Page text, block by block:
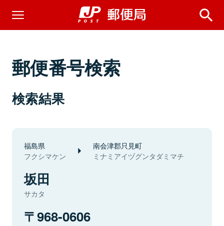
郵便番号検索
検索結果
福島県
フクシマケン
南会津郡只見町
ミナミアイヅグンタダミマチ
坂田
サカタ
968-0606